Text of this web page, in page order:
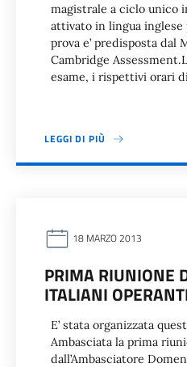
magistrale a ciclo unico
attivato in lingua inglese
prova e’ predisposta dal
Cambridge
esame, i rispettivi orari
LEGGI DI PIÙ
18 MARZO 2013
PRIMA RIUNIONE
ITALIANI
E’ stata organizzata
Ambasciata la prima
dall’Ambasciatore